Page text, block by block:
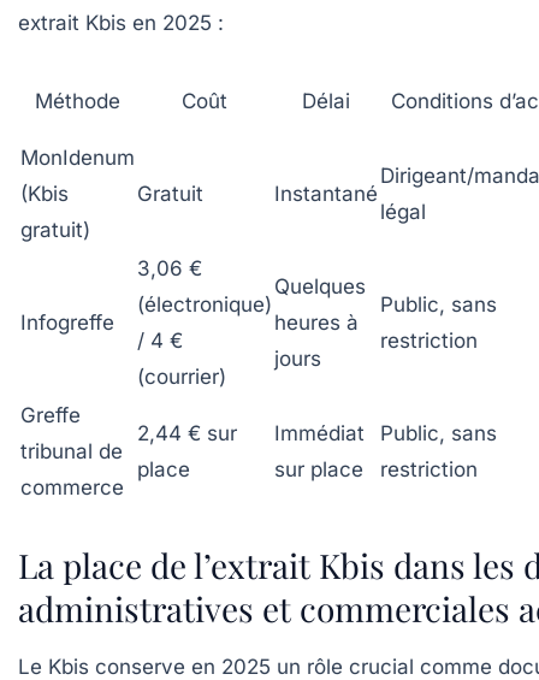
extrait Kbis en 2025 :
Méthode Coût Délai Conditions
MonIdenum
(Kbis
gratuit)
Gratuit Instantané
Dirigeant/
légal
Infogreffe
3,06 €
(électronique)
/ 4 €
(courrier)
Quelques
heures à
jours
Public, sans
restriction
Greffe
tribunal de
commerce
2,44 € sur
place
Immédiat
sur place
Public, sans
restriction
La place de l’extrait Kbis dans les
administratives et commerciales
Le Kbis conserve en 2025 un rôle crucial comme